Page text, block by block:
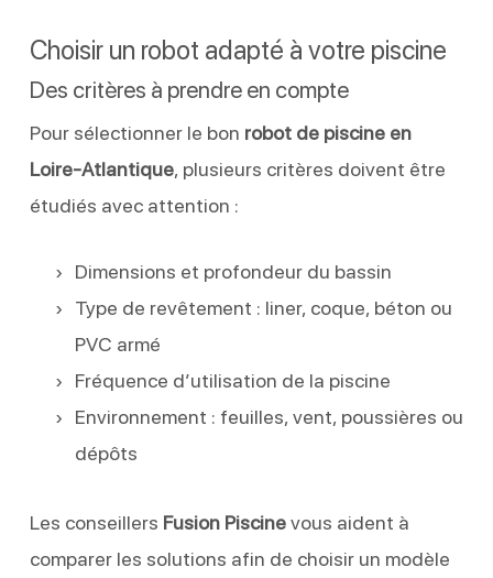
Choisir un robot adapté à votre piscine
Des critères à prendre en compte
Pour sélectionner le bon robot de piscine en
Loire-Atlantique, plusieurs critères doivent être
étudiés avec attention :
Dimensions et profondeur du bassin
Type de revêtement : liner, coque, béton ou
PVC armé
Fréquence d’utilisation de la piscine
Environnement : feuilles, vent, poussières ou
dépôts
Les conseillers Fusion Piscinevous aident à
comparer les solutions afin de choisir un modèle